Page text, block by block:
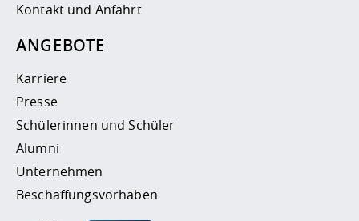
Kontakt und Anfahrt
ANGEBOTE
Karriere
Presse
Schülerinnen und Schüler
Alumni
Unternehmen
Beschaffungsvorhaben